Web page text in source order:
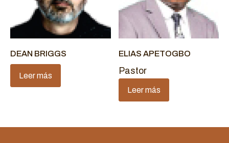
DEAN BRIGGS
Leer más
ELIAS APETOGBO
Pastor
Leer más